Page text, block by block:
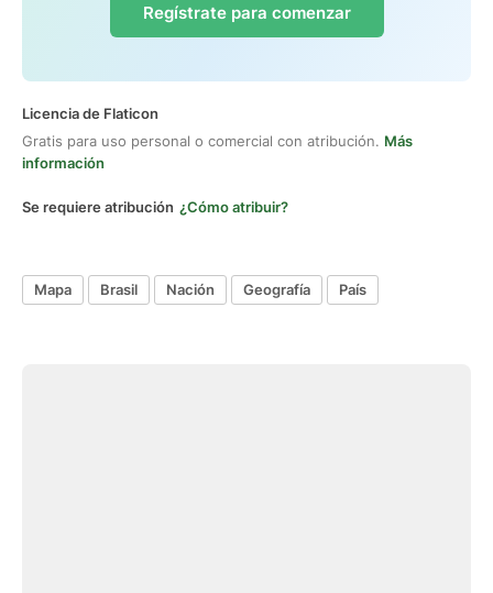
Regístrate para comenzar
Licencia de Flaticon
Gratis para uso personal o comercial con atribución. Más
información
Se requiere atribución ¿Cómo atribuir?
Mapa Brasil Nación Geografía País